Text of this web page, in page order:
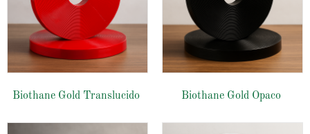
Biothane Gold Translucido Biothane Gold Opaco